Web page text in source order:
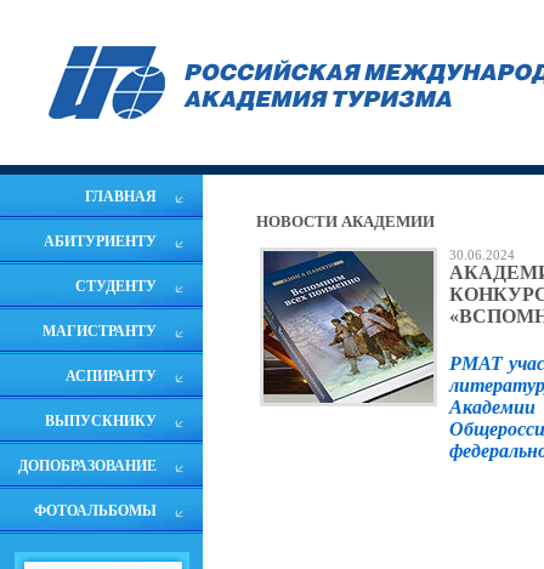
ГЛАВНАЯ
АБИТУРИЕНТУ
СТУДЕНТУ
МАГИСТРАНТУ
АСПИРАНТУ
ВЫПУСКНИКУ
ДОПОБРАЗОВАНИЕ
ФОТОАЛЬБОМЫ
НОВОСТИ АКАДЕМИИ
30.06.2024
РМАТ